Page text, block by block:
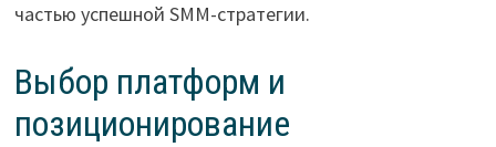
частью успешной SMM-стратегии.
Выбор платформ и
позиционирование